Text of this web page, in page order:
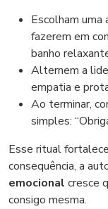
Escolham uma
fazerem em
banho
Alternem a
empatia e
Ao terminar,
simples:
Esse ritual
consequência, a
emocional cresce
consigo mesma.